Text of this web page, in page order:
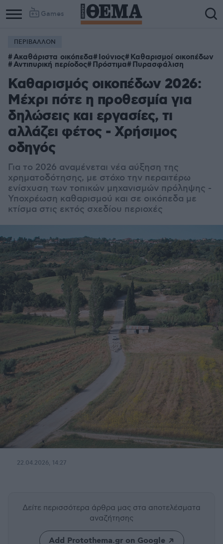
Games
ΠΕΡΙΒΑΛΛΟΝ
Ακαθάριστα οικόπεδα Ιούνιος Καθαρισμοί οικοπέδων
Αντιπυρική περίοδος Πρόστιμα Πυρασφάλιση
Καθαρισμός οικοπέδων 2026:
Μέχρι πότε η προθεσμία για
δηλώσεις και εργασίες, τι
αλλάζει φέτος - Χρήσιμος
οδηγός
Για το 2026 αναμένεται νέα αύξηση της
χρηματοδότησης, με στόχο την περαιτέρω
ενίσχυση των τοπικών μηχανισμών πρόληψης -
Υποχρέωση καθαρισμού και σε οικόπεδα με
κτίσμα στις εκτός σχεδίου περιοχές
22.04.2026, 14:27
Δείτε περισσότερα άρθρα μας στα αποτελέσματα
αναζήτησης
Add Protothema.gr on Google